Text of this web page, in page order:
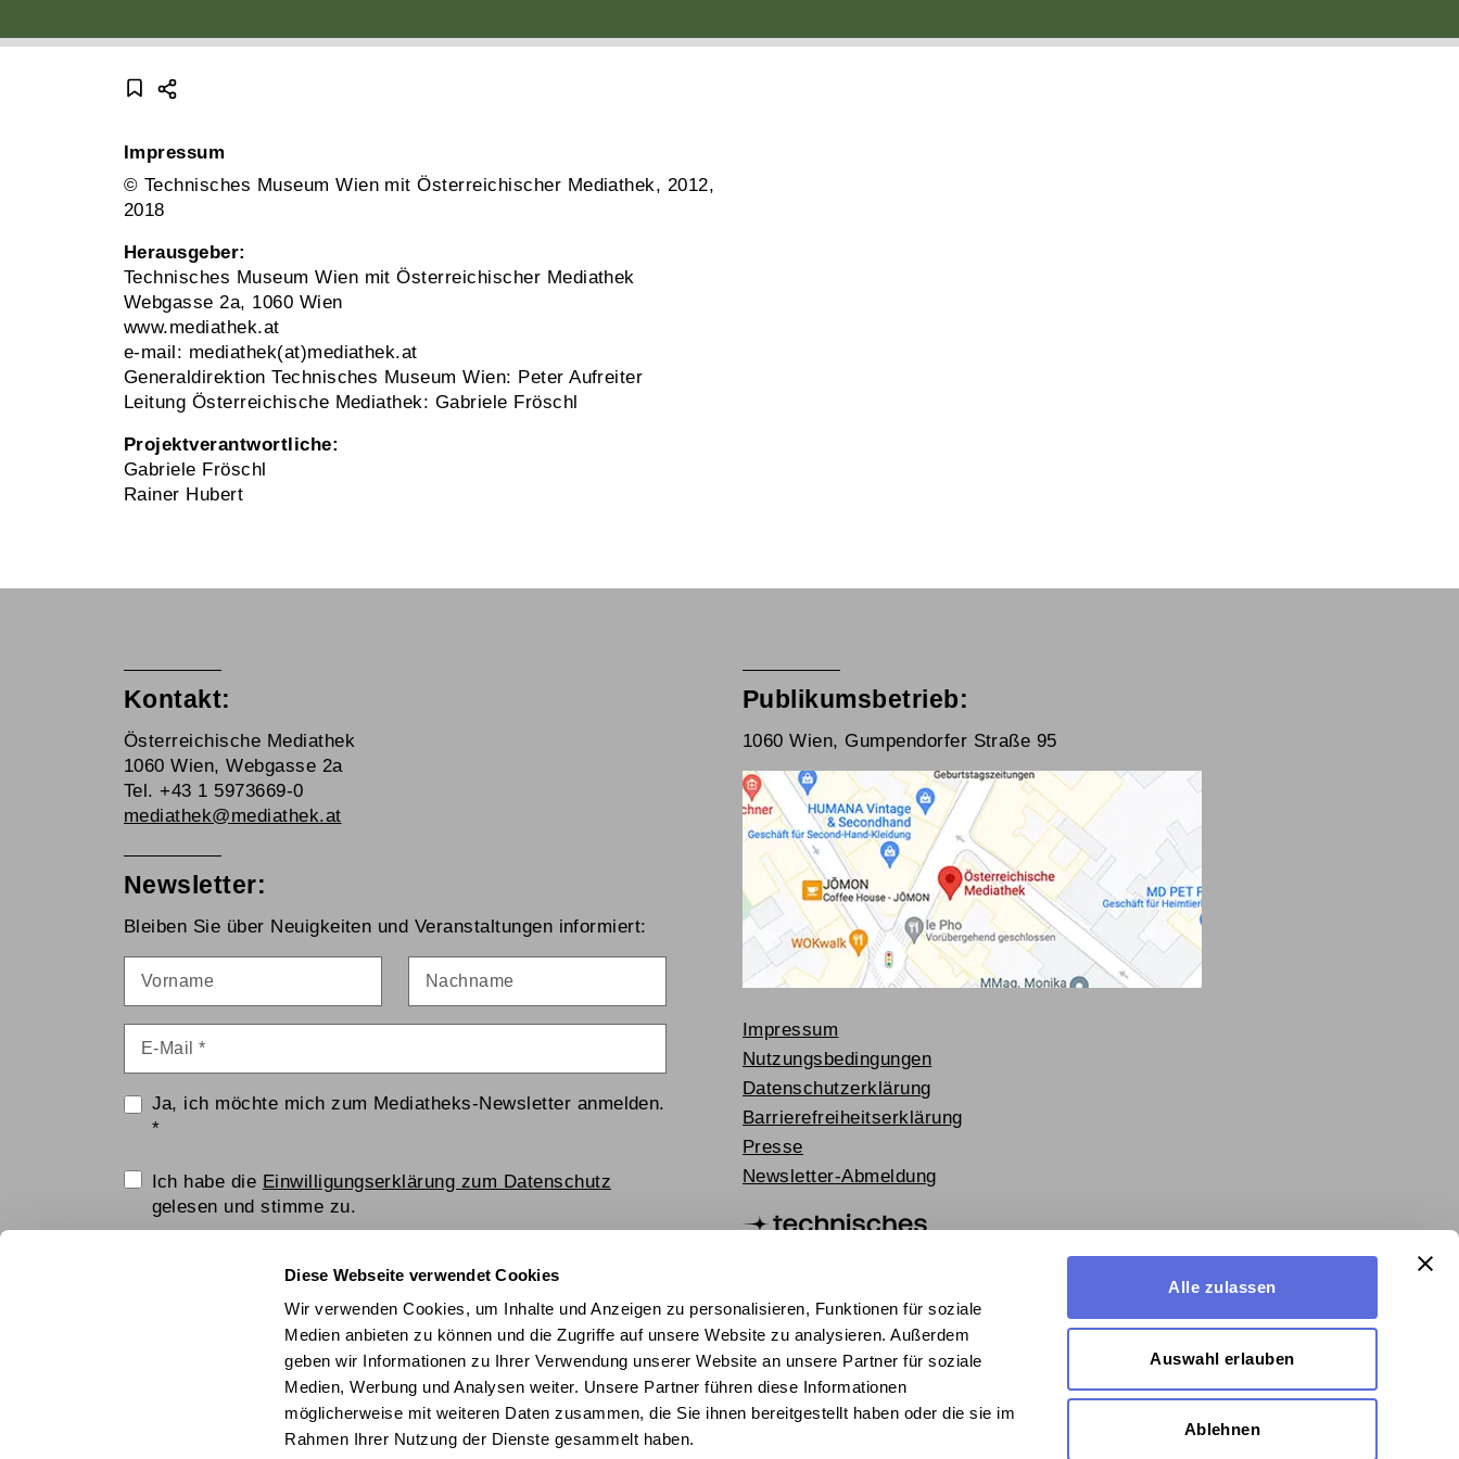
Diese Webseite verwendet Cookies
Wir verwenden Cookies, um Inhalte und Anzeigen zu personalisieren, Funktionen für soziale
Medien anbieten zu können und die Zugriffe auf unsere Website zu analysieren. Außerdem
geben wir Informationen zu Ihrer Verwendung unserer Website an unsere Partner für soziale
Medien, Werbung und Analysen weiter. Unsere Partner führen diese Informationen
möglicherweise mit weiteren Daten zusammen, die Sie ihnen bereitgestellt haben oder die sie im
Rahmen Ihrer Nutzung der Dienste gesammelt haben.
Alle zulassen
Auswahl erlauben
Ablehnen
Impressum
© Technisches Museum Wien mit Österreichischer Mediathek, 2012,
2018
Herausgeber:
Technisches Museum Wien mit Österreichischer Mediathek
Webgasse 2a, 1060 Wien
www.mediathek.at
e-mail: mediathek(at)mediathek.at
Generaldirektion Technisches Museum Wien: Peter Aufreiter
Leitung Österreichische Mediathek: Gabriele Fröschl
Projektverantwortliche:
Gabriele Fröschl
Rainer Hubert
Kontakt:
Österreichische Mediathek
1060 Wien, Webgasse 2a
Tel. +43 1 5973669-0
mediathek@mediathek.at
Newsletter:
Bleiben Sie über Neuigkeiten und Veranstaltungen informiert:
Ja, ich möchte mich zum Mediatheks-Newsletter anmelden.
*
Einwilligungserklärung
Ich habe die Einwilligungserklärung zum Datenschutz
gelesen und stimme zu.
Hier klicken
FriendlyCaptcha ⇗
Publikumsbetrieb:
1060 Wien, Gumpendorfer Straße 95
Impressum
Nutzungsbedingungen
Datenschutzerklärung
Barrierefreiheitserklärung
Presse
Newsletter-Abmeldung
© Technisches Museum Wien mit Österreichischer Mediathek 2024